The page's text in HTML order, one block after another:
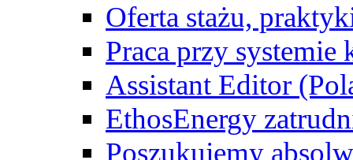
Oferta stażu,
Praca przy
Assistant Editor
EthosEnergy
Poszukujemy